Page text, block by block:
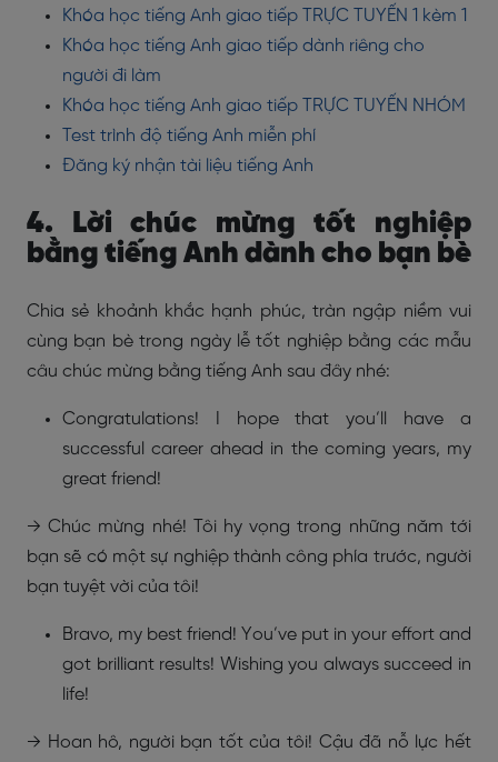
Khóa học tiếng Anh giao tiếp TRỰC TUYẾN 1 kèm 1
Khóa học tiếng Anh giao tiếp dành riêng cho
người đi làm
Khóa học tiếng Anh giao tiếp TRỰC TUYẾN NHÓM
Test trình độ tiếng Anh miễn phí
Đăng ký nhận tài liệu tiếng Anh
4. Lời chúc mừng tốt nghiệp
bằng tiếng Anh dành cho bạn bè
Chia sẻ khoảnh khắc hạnh phúc, tràn ngập niềm vui
cùng bạn bè trong ngày lễ tốt nghiệp bằng các mẫu
câu chúc mừng bằng tiếng Anh sau đây nhé:
Congratulations! I hope that you’ll have a
successful career ahead in the coming years, my
great friend!
→ Chúc mừng nhé! Tôi hy vọng trong những năm tới
bạn sẽ có một sự nghiệp thành công phía trước, người
bạn tuyệt vời của tôi!
Bravo, my best friend! You’ve put in your effort and
got brilliant results! Wishing you always succeed in
life!
→ Hoan hô, người bạn tốt của tôi! Cậu đã nỗ lực hết